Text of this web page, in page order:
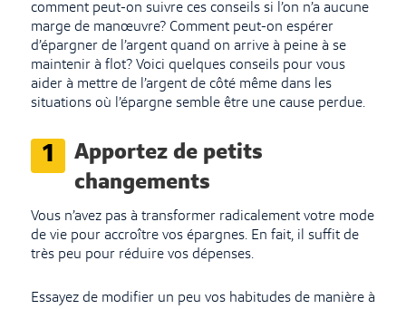
comment peut-on suivre ces conseils si l’on n’a aucune
marge de manœuvre? Comment peut-on espérer
d’épargner de l’argent quand on arrive à peine à se
maintenir à flot? Voici quelques conseils pour vous
aider à mettre de l’argent de côté même dans les
situations où l’épargne semble être une cause perdue.
1
Apportez de petits
changements
Vous n’avez pas à transformer radicalement votre mode
de vie pour accroître vos épargnes. En fait, il suffit de
très peu pour réduire vos dépenses.
Essayez de modifier un peu vos habitudes de manière à